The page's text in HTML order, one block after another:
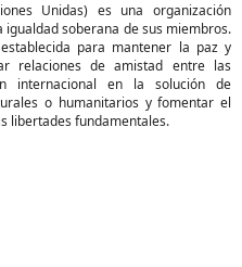
Unidas) es una organización
soberana de sus miembros.
para mantener la paz y
relaciones de amistad entre las
internacional en la solución de
o humanitarios y fomentar el
libertades fundamentales.